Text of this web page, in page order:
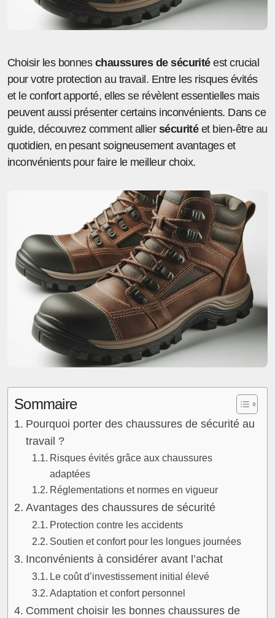
Choisir les bonnes chaussures de sécuritéest crucial
pour votre protection au travail. Entre les risques évités
et le confort apporté, elles se révèlent essentielles mais
peuvent aussi présenter certains inconvénients. Dans ce
guide, découvrez comment allier sécuritéet bien-être au
quotidien, en pesant soigneusement avantages et
inconvénients pour faire le meilleur choix.
Sommaire
Pourquoi porter des chaussures de sécurité au
travail ?
Risques évités grâce aux chaussures
adaptées
Réglementations et normes en vigueur
Avantages des chaussures de sécurité
Protection contre les accidents
Soutien et confort pour les longues journées
Inconvénients à considérer avant l’achat
Le coût d’investissement initial élevé
Adaptation et confort personnel
Comment choisir les bonnes chaussures de